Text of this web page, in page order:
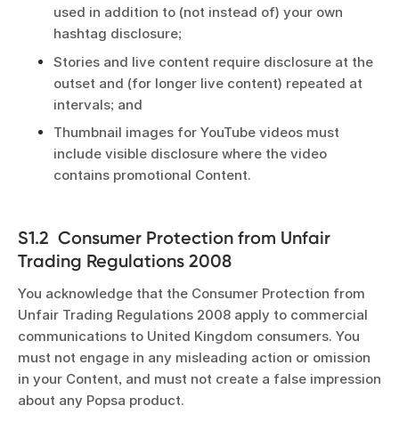
used in addition to (not instead of) your own
hashtag disclosure;
Stories and live content require disclosure at the
outset and (for longer live content) repeated at
intervals; and
Thumbnail images for YouTube videos must
include visible disclosure where the video
contains promotional Content.
S1.2 Consumer Protection from Unfair
Trading Regulations 2008
You acknowledge that the Consumer Protection from
Unfair Trading Regulations 2008 apply to commercial
communications to United Kingdom consumers. You
must not engage in any misleading action or omission
in your Content, and must not create a false impression
about any Popsa product.